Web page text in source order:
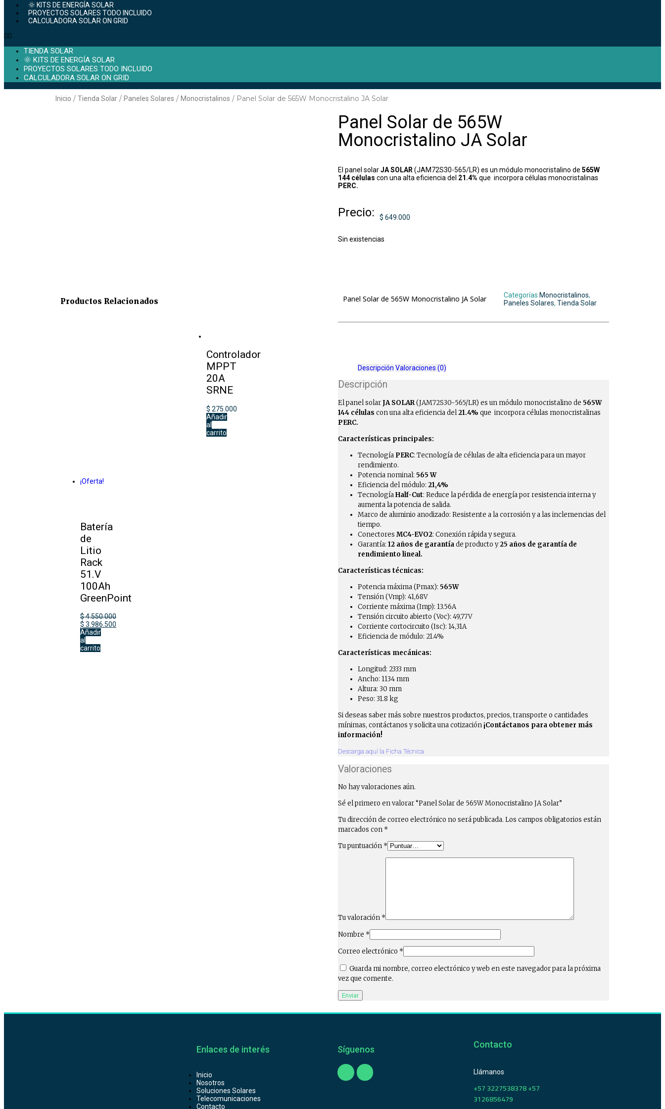
🌞 KITS DE ENERGÍA SOLAR
PROYECTOS SOLARES TODO INCLUIDO
CALCULADORA SOLAR ON GRID
TIENDA SOLAR
🌞 KITS DE ENERGÍA SOLAR
PROYECTOS SOLARES TODO INCLUIDO
CALCULADORA SOLAR ON GRID
Inicio / Tienda Solar / Paneles Solares / Monocristalinos / Panel Solar de 565W Monocristalino JA Solar
Panel Solar de 565W
Monocristalino JA Solar
El panel solarJA SOLAR(JAM72S30-565/LR) es un módulo monocristalino de565W
144 células con una alta eficiencia del 21.4% que incorpora células monocristalinas
PERC.
Precio: $ 649.000
Sin existencias
Productos Relacionados
Controlador
MPPT
20A
SRNE
$ 275.000
Añadir
al
carrito
¡Oferta!
Batería
de
Litio
Rack
51.V
100Ah
GreenPoint
$4.550.000
$ 3.986.500
Añadir
al
carrito
Panel Solar de 565W Monocristalino JA Solar Categorías Monocristalinos,
Paneles Solares, Tienda Solar
Descripción Valoraciones (0)
Descripción
El panel solarJA SOLAR(JAM72S30-565/LR) es un módulo monocristalino de 565W
144 células con una alta eficiencia del21.4% que incorpora células monocristalinas
PERC.
Características principales:
Tecnología PERC: Tecnología de células de alta eficiencia para un mayor
rendimiento.
Potencia nominal: 565 W
Eficiencia del módulo:21,4%
TecnologíaHalf-Cut: Reduce la pérdida de energía por resistencia interna y
aumenta la potencia de salida.
Marco de aluminio anodizado: Resistente a la corrosión y a las inclemencias del
tiempo.
ConectoresMC4-EVO2: Conexión rápida y segura.
Garantía:12 años de garantíade producto y25 años de garantía de
rendimiento lineal.
Características técnicas:
Potencia máxima (Pmax): 565W
Tensión (Vmp): 41,68V
Corriente máxima (Imp): 13.56A
Tensión circuito abierto (Voc): 49,77V
Corriente cortocircuito (Isc): 14,31A
Eficiencia de módulo: 21.4%
Características mecánicas:
Longitud: 2333 mm
Ancho: 1134 mm
Altura: 30 mm
Peso: 31.8 kg
Si deseas saber más sobre nuestros productos, precios, transporte o cantidades
mínimas, contáctanos y solicita una cotización ¡Contáctanos para obtener más
información!
Descarga aquí la Ficha Técnica
Valoraciones
No hay valoraciones aún.
Sé el primero en valorar “Panel Solar de 565W Monocristalino JA Solar”
Tu dirección de correo electrónico no será publicada. Los campos obligatorios están
marcados con *
Tu puntuación *
Tu valoración *
Nombre *
Correo electrónico *
Guarda mi nombre, correo electrónico y web en este navegador para la próxima
vez que comente.
Enlaces de interés
Inicio
Nosotros
Soluciones Solares
Telecomunicaciones
Contacto
Síguenos Contacto
Llámanos
+57 3227538378 +57
3126856479